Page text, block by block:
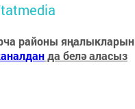
районы яңалыкларын
да белә аласыз